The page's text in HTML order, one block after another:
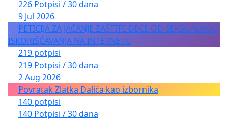
226 Potpisi / 30 dana
9 Jul 2026
PETICIJA ZA JAČANJE ZAŠTITE DECE OD SEKSUALNOG
ISKORIŠĆAVANJA NA INTERNETU
219 potpisi
219 Potpisi / 30 dana
2 Aug 2026
Povratak Zlatka Dalića kao izbornika
140 potpisi
140 Potpisi / 30 dana